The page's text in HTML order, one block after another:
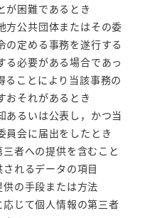
が困難であるとき
方公共団体またはその委
の定める事務を遂行する
る必要がある場合であっ
ることにより当該事務の
おそれがあるとき
あるいは公表し，かつ当
員会に届出をしたとき
者への提供を含むこと
れるデータの項目
の手段または方法
じて個人情報の第三者